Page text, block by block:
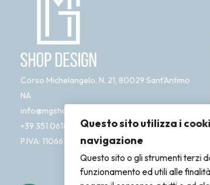
Corso Michelangelo, N. 21, 80029 Sant'Antimo
NA
info@mgshopdesign.com
+39 351 0618 761
P.IVA: 11066181212
Questo sito utilizza i
navigazione
Questo sito o gli strumenti terzi
funzionamento ed utili alle